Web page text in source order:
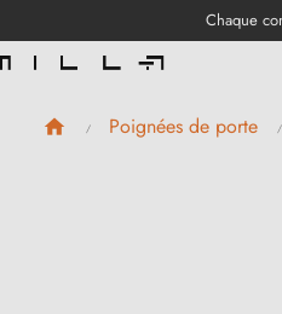
Chaque
Poignées de porte